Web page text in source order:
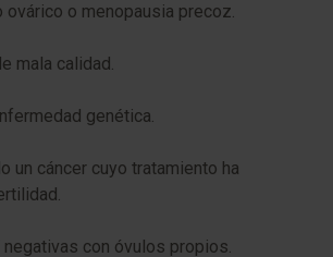
ovárico o menopausia precoz.
mala calidad.
genética.
un cáncer cuyo tratamiento ha
con óvulos propios.